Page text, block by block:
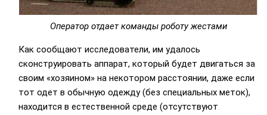
Оператор отдает команды роботу жестами
Как сообщают исследователи, им удалось
сконструировать аппарат, который будет двигаться за
своим «хозяином» на некотором расстоянии, даже если
тот одет в обычную одежду (без специальных меток),
находится в естественной среде (отсутствуют